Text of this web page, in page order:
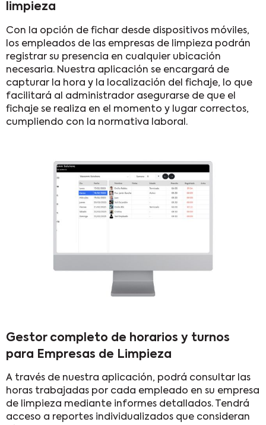
limpieza
Con la opción de fichar desde dispositivos móviles,
los empleados de las empresas de limpieza podrán
registrar su presencia en cualquier ubicación
necesaria. Nuestra aplicación se encargará de
capturar la hora y la localización del fichaje, lo que
facilitará al administrador asegurarse de que el
fichaje se realiza en el momento y lugar correctos,
cumpliendo con la normativa laboral.
Gestor completo de horarios y turnos
para Empresas de Limpieza
A través de nuestra aplicación, podrá consultar las
horas trabajadas por cada empleado en su empresa
de limpieza mediante informes detallados. Tendrá
acceso a reportes individualizados que consideran